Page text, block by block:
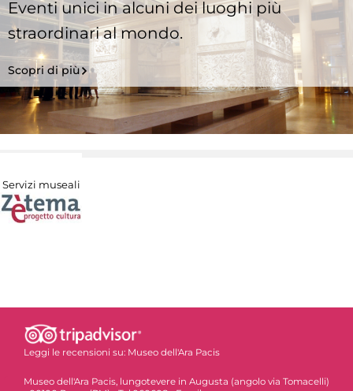
Eventi unici in alcuni dei luoghi più
straordinari al mondo.
Scopri di più
Servizi museali
Leggi le recensioni su: Museo dell'Ara Pacis
Museo dell'Ara Pacis, lungotevere in Augusta (angolo via Tomacelli)